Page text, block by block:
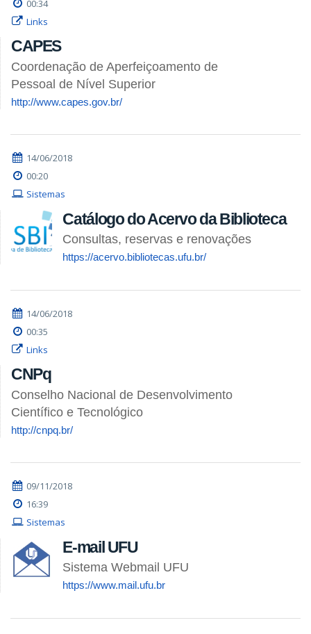
00:34
Links
CAPES
Coordenação de Aperfeiçoamento de
Pessoal de Nível Superior
http://www.capes.gov.br/
14/06/2018
00:20
Sistemas
Catálogo do Acervo da Biblioteca
Consultas, reservas e renovações
https://acervo.bibliotecas.ufu.br/
14/06/2018
00:35
Links
CNPq
Conselho Nacional de Desenvolvimento
Científico e Tecnológico
http://cnpq.br/
09/11/2018
16:39
Sistemas
E-mail UFU
Sistema Webmail UFU
https://www.mail.ufu.br